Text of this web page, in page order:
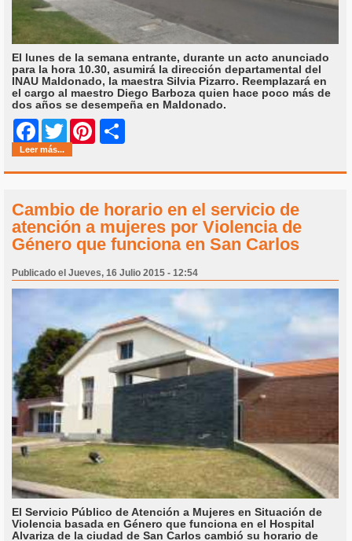
El lunes de la semana entrante, durante un acto anunciado
para la hora 10.30, asumirá la dirección departamental del
INAU Maldonado, la maestra Silvia Pizarro. Reemplazará en
el cargo al maestro Diego Barboza quien hace poco más de
dos años se desempeña en Maldonado.
Facebook
Twitter Pinterest
Leer más...
Cambio de horario en el servicio de
atención a mujeres por Violencia de
Género que funciona en San Carlos
Publicado el Jueves, 16 Julio 2015 - 12:54
El Servicio Público de Atención a Mujeres en Situación de
Violencia basada en Género que funciona en el Hospital
Alvariza de la ciudad de San Carlos cambió su horario de